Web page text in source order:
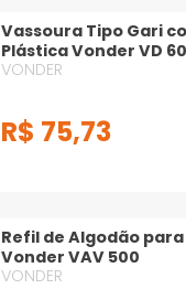
Vassoura Tipo Gari
Plástica Vonder VD
VONDER
R$ 75,73
Refil de Algodão
Vonder VAV 500
VONDER